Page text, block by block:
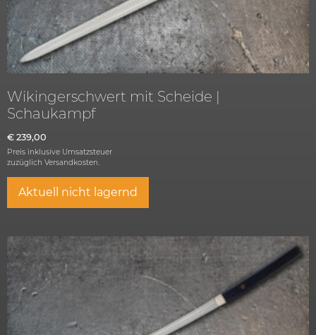
Wikingerschwert mit Scheide |
Schaukampf
€ 239,00
Preis inklusive Umsatzsteuer
zuzüglich Versandkosten.
Aktuell nicht lagernd